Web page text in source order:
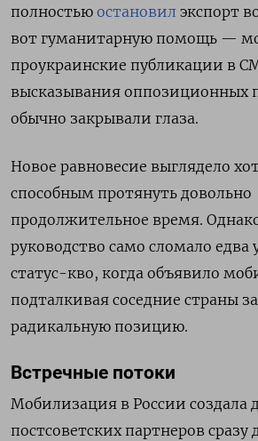
полностью остановил экспорт
вот гуманитарную помощь —
проукраинские публикации в
высказывания оппозиционных
обычно закрывали глаза.
Новое равновесие выглядело
способным протянуть довольно
продолжительное время.
руководство само сломало
статус-кво, когда объявило
подталкивая соседние страны
радикальную позицию.
Встречные потоки
Мобилизация в России создала
постсоветских партнеров сразу